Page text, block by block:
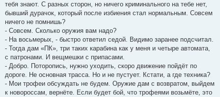
тебя знают. С разных сторон, но ничего криминального на тебе нет,
бывший дурачок, который после избиения стал нормальным. Совсем
ничего не помнишь?
- Совсем. Сколько оружия вам надо?
- На восьмерых, - быстро ответил седой. Видимо заранее подсчитал.
- Тогда дам «ПК», три таких карабина как у меня и четыре автомата,
с патронами. И вещмешки с припасами.
- Добро. Поторопись, нужно уходить, скоро движение пойдёт по
дороге. Не основная трасса. Но и не пустует. Кстати, а где техника?
- Мои трофеи обсуждать не будем. Оружие дам с возвратом, выйдем
к новороссам, вернёте. Если будет бой, что трофеями возьмёте, это